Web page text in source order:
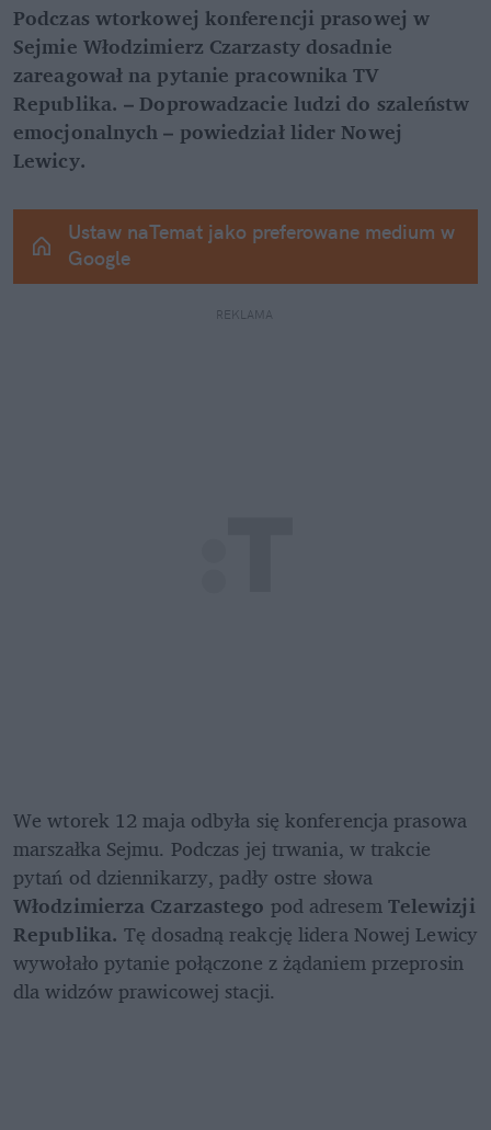
Podczas wtorkowej konferencji prasowej w
Sejmie Włodzimierz Czarzasty dosadnie
zareagował na pytanie pracownika TV
Republika. – Doprowadzacie ludzi do szaleństw
emocjonalnych – powiedział lider Nowej
Lewicy.
Ustaw naTemat jako preferowane medium w
Google
REKLAMA
We wtorek 12 maja odbyła się konferencja prasowa
marszałka Sejmu. Podczas jej trwania, w trakcie
Włodzimierza Czarzastego pod adresem Telewizji
Republika. Tę dosadną reakcję lidera Nowej Lewicy
wywołało pytanie połączone z żądaniem przeprosin
dla widzów prawicowej stacji.